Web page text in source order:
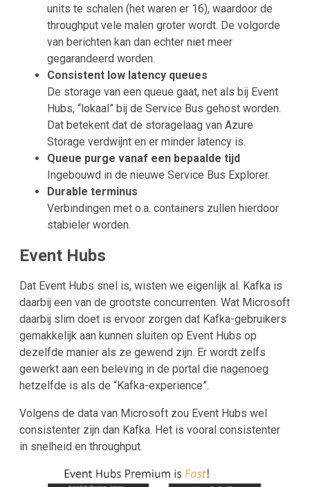
units te schalen (het waren er 16), waardoor de
throughput vele malen groter wordt. De volgorde
van berichten kan dan echter niet meer
gegarandeerd worden.
Consistent low latency queues
De storage van een queue gaat, net als bij Event
Hubs, “lokaal” bij de Service Bus gehost worden.
Dat betekent dat de storagelaag van Azure
Storage verdwijnt en er minder latency is.
Queue purge vanaf een bepaalde tijd
Ingebouwd in de nieuwe Service Bus Explorer.
Durable terminus
Verbindingen met o.a. containers zullen hierdoor
stabieler worden.
Event Hubs
Dat Event Hubs snel is, wisten we eigenlijk al. Kafka is
daarbij een van de grootste concurrenten. Wat Microsoft
daarbij slim doet is ervoor zorgen dat Kafka-gebruikers
gemakkelijk aan kunnen sluiten op Event Hubs op
dezelfde manier als ze gewend zijn. Er wordt zelfs
gewerkt aan een beleving in de portal die nagenoeg
hetzelfde is als de “Kafka-experience”.
Volgens de data van Microsoft zou Event Hubs wel
consistenter zijn dan Kafka. Het is vooral consistenter
in snelheid en throughput.